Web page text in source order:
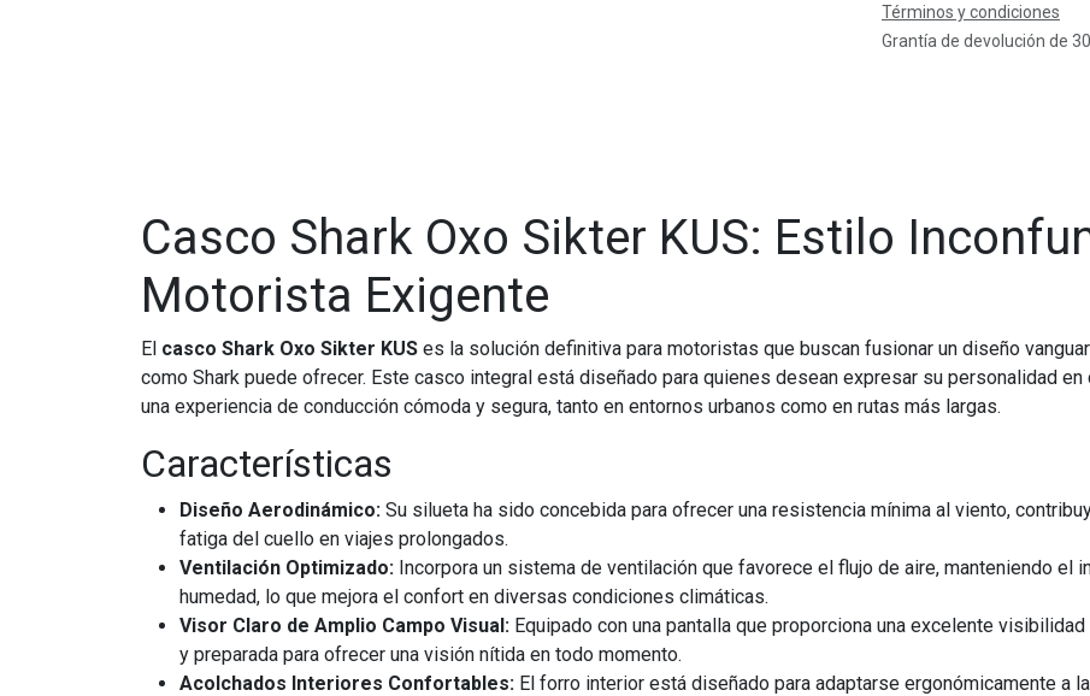
Términos y condiciones
Grantía de devolución de
Casco Shark Oxo Sikter KUS: Estilo
Motorista Exigente
El casco Shark Oxo Sikter KUS es la solución definitiva para motoristas que buscan fusionar un diseño
como Shark puede ofrecer. Este casco integral está diseñado para quienes desean expresar su personalidad
una experiencia de conducción cómoda y segura, tanto en entornos urbanos como en rutas más largas.
Características
Diseño Aerodinámico: Su silueta ha sido concebida para ofrecer una resistencia mínima al viento,
fatiga del cuello en viajes prolongados.
Ventilación Optimizado: Incorpora un sistema de ventilación que favorece el flujo de aire, manteniendo el
humedad, lo que mejora el confort en diversas condiciones climáticas.
Visor Claro de Amplio Campo Visual: Equipado con una pantalla que proporciona una excelente
y preparada para ofrecer una visión nítida en todo momento.
Acolchados Interiores Confortables: El forro interior está diseñado para adaptarse ergonómicamente a